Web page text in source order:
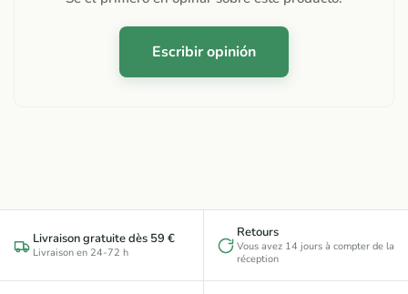
Escribir opinión
Livraison gratuite dès 59 €
Livraison en 24-72 h
Retours
Vous avez 14 jours à compter de la
réception